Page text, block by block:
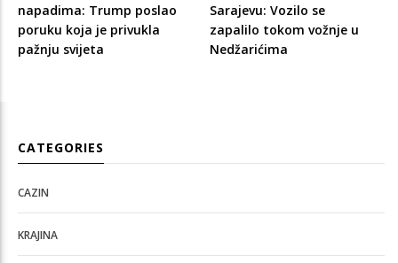
napadima: Trump poslao
poruku koja je privukla
pažnju svijeta
Sarajevu: Vozilo se
zapalilo tokom vožnje u
Nedžarićima
CATEGORIES
CAZIN
KRAJINA